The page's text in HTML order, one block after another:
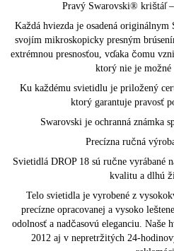
Pravý Swarovski® krištáľ
Každá hviezda je osadená
svojím mikroskopicky presným
extrémnou presnosťou, vďaka čomu
ktorý nie je možné
Ku každému svietidlu je priložený
ktorý garantuje pravosť
Swarovski je ochranná známka
Precízna ručná
Svietidlá DROP 18 sú ručne vyrábané
kvalitu a dlhú
Telo svietidla je vyrobené z
precízne opracovanej a vysoko
odolnosť a nadčasovú eleganciu. Naše
2012 aj v nepretržitých 24-